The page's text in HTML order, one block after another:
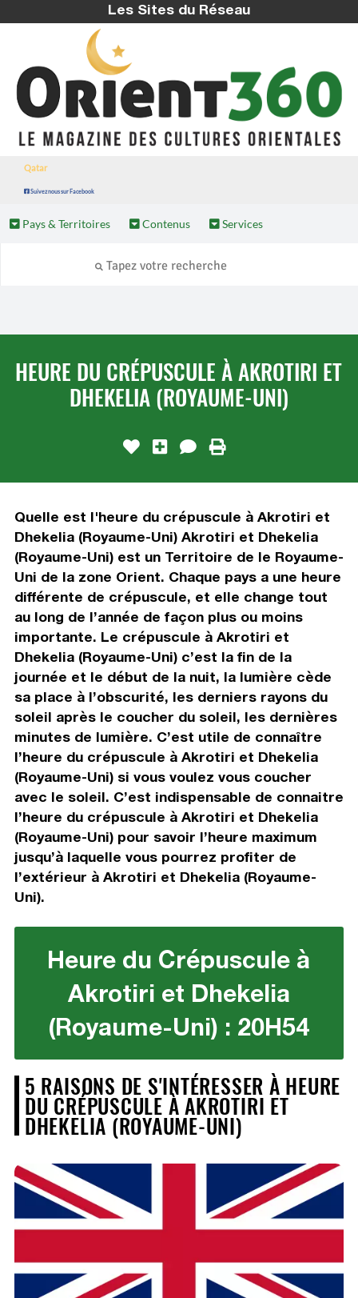
Les Sites du Réseau
Qatar
Suivez nous sur Facebook
Pays & Territoires Contenus Services
HEURE DU CRÉPUSCULE À AKROTIRI ET
DHEKELIA (ROYAUME-UNI)
Quelle est l'heure du crépuscule à Akrotiri et
Dhekelia (Royaume-Uni) Akrotiri et Dhekelia
(Royaume-Uni) est un Territoire de le Royaume-
Uni de la zone Orient. Chaque pays a une heure
différente de crépuscule, et elle change tout
au long de l’année de façon plus ou moins
importante. Le crépuscule à Akrotiri et
Dhekelia (Royaume-Uni) c’est la fin de la
journée et le début de la nuit, la lumière cède
sa place à l’obscurité, les derniers rayons du
soleil après le coucher du soleil, les dernières
minutes de lumière. C’est utile de connaître
l’heure du crépuscule à Akrotiri et Dhekelia
(Royaume-Uni) si vous voulez vous coucher
avec le soleil. C’est indispensable de connaitre
l’heure du crépuscule à Akrotiri et Dhekelia
(Royaume-Uni) pour savoir l’heure maximum
jusqu’à laquelle vous pourrez profiter de
l’extérieur à Akrotiri et Dhekelia (Royaume-
Uni).
Heure du Crépuscule à
Akrotiri et Dhekelia
(Royaume-Uni) : 20H54
5 RAISONS DE S'INTÉRESSER À HEURE
DU CRÉPUSCULE À AKROTIRI ET
DHEKELIA (ROYAUME-UNI)